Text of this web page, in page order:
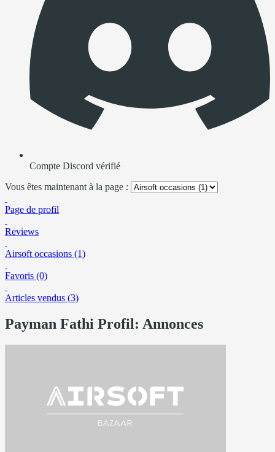
Compte Discord vérifié
Vous êtes maintenant à la page :
Page de profil
Reviews
Airsoft occasions (1)
Favoris (0)
Articles vendus (3)
Payman Fathi Profil: Annonces